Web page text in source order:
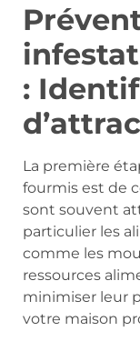
:
La première
fourmis est de
sont souvent
particulier les
comme les
ressources
minimiser leur
votre maison